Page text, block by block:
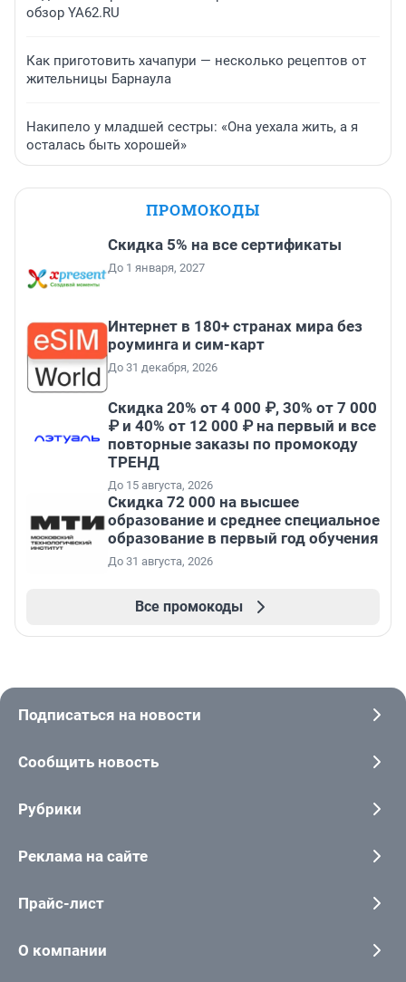
обзор YA62.RU
Как приготовить хачапури — несколько рецептов от
жительницы Барнаула
Накипело у младшей сестры: «Она уехала жить, а я
осталась быть хорошей»
ПРОМОКОДЫ
Скидка 5% на все сертификаты
До 1 января, 2027
Интернет в 180+ странах мира без
роуминга и сим-карт
До 31 декабря, 2026
Скидка 20% от 4 000 ₽, 30% от 7 000
₽ и 40% от 12 000 ₽ на первый и все
повторные заказы по промокоду
ТРЕНД
До 15 августа, 2026
Скидка 72 000 на высшее
образование и среднее специальное
образование в первый год обучения
До 31 августа, 2026
Все промокоды
Подписаться на новости
Сообщить новость
Рубрики
Реклама на сайте
Прайс-лист
О компании